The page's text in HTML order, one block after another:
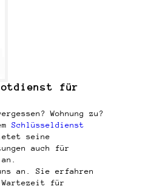
für
Wohnung zu?
Schlüsseldienst
seine
auch für
an. Sie erfahren
Wartezeit für